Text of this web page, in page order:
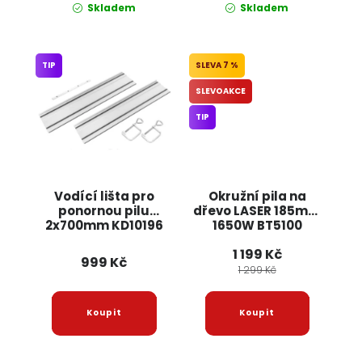
Skladem Skladem
Vodící lišta pro
ponornou pilu
2x700mm KD10196
TIP
999 Kč
Okružní pila na
dřevo LASER 185mm
1650W BT5100
7 %
SLEVOAKCE
TIP
1 199 Kč
1 299 Kč